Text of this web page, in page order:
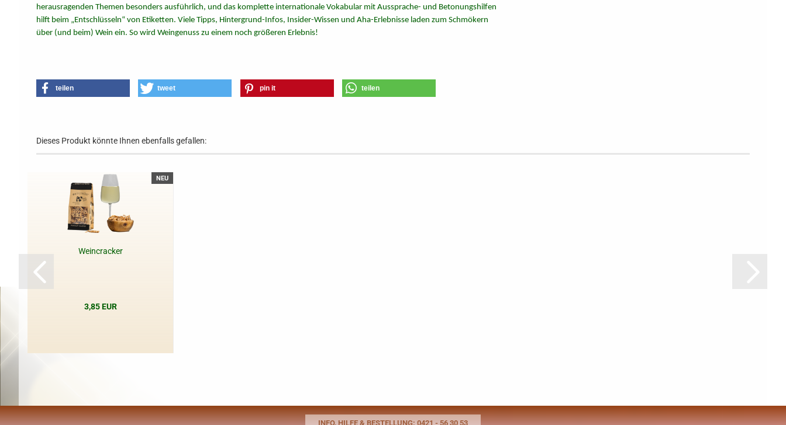
herausragenden Themen besonders ausführlich, und das komplette internationale Vokabular mit Aussprache- und Betonungshilfen
hilft beim „Entschlüsseln“ von Etiketten. Viele Tipps, Hintergrund-Infos, Insider-Wissen und Aha-Erlebnisse laden zum Schmökern
über (und beim) Wein ein. So wird Weingenuss zu einem noch größeren Erlebnis!
teilen tweet pin it teilen
Dieses Produkt könnte Ihnen ebenfalls gefallen:
NEU
Weincracker
3,85 EUR
INFO, HILFE & BESTELLUNG: 0421 - 56 30 53